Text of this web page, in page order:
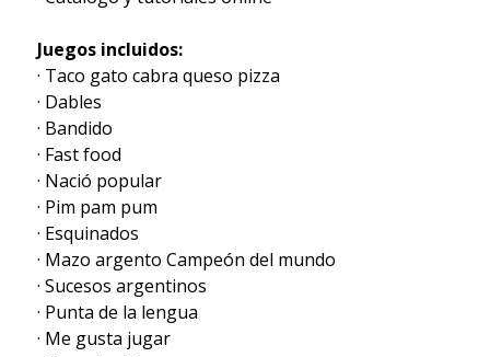
Juegos incluidos:
· Taco gato cabra queso pizza
· Dables
· Bandido
· Fast food
· Nació popular
· Pim pam pum
· Esquinados
· Mazo argento Campeón del mundo
· Sucesos argentinos
· Punta de la lengua
· Me gusta jugar